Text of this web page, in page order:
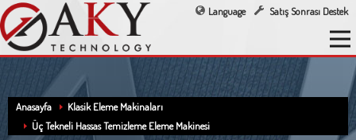
Language Satış Sonrası Destek
Anasayfa
Klasik Eleme Makinaları
Üç Tekneli Hassas Temizleme Eleme Makinesi